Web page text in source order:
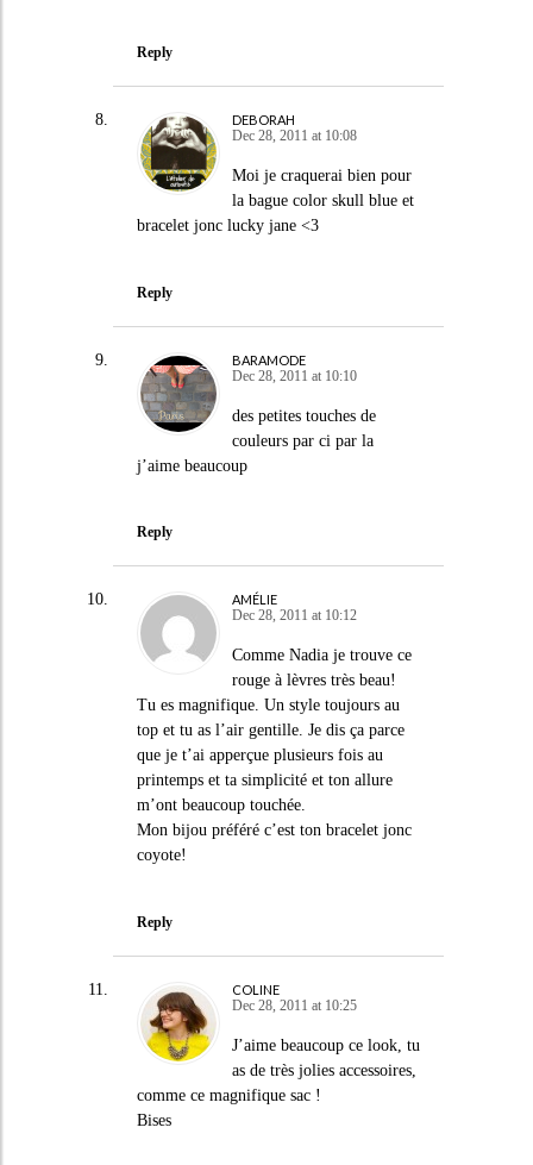
Reply
DEBORAH
Dec 28, 2011 at 10:08
Moi je craquerai bien pour
la bague color skull blue et
bracelet jonc lucky jane <3
Reply
BARAMODE
Dec 28, 2011 at 10:10
des petites touches de
couleurs par ci par la
j’aime beaucoup
Reply
AMÉLIE
Dec 28, 2011 at 10:12
Comme Nadia je trouve ce
rouge à lèvres très beau!
Tu es magnifique. Un style toujours au
top et tu as l’air gentille. Je dis ça parce
que je t’ai apperçue plusieurs fois au
printemps et ta simplicité et ton allure
m’ont beaucoup touchée.
Mon bijou préféré c’est ton bracelet jonc
coyote!
Reply
COLINE
Dec 28, 2011 at 10:25
J’aime beaucoup ce look, tu
as de très jolies accessoires,
comme ce magnifique sac !
Bises